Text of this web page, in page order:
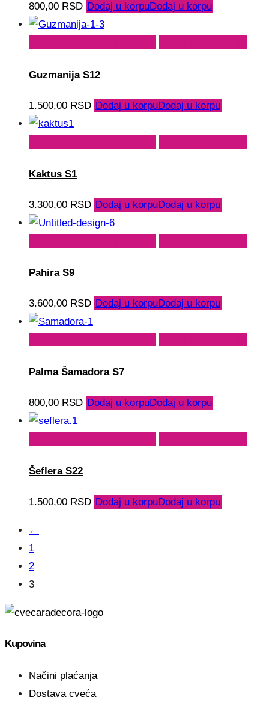
800,00 RSD Dodaj u korpuDodaj u korpu
Guzmanija S12
1.500,00 RSD Dodaj u korpuDodaj u korpu
Kaktus S1
3.300,00 RSD Dodaj u korpuDodaj u korpu
Pahira S9
3.600,00 RSD Dodaj u korpuDodaj u korpu
Palma Šamadora S7
800,00 RSD Dodaj u korpuDodaj u korpu
Šeflera S22
1.500,00 RSD Dodaj u korpuDodaj u korpu
←
1
2
3
Kupovina
Načini plaćanja
Dostava cveća